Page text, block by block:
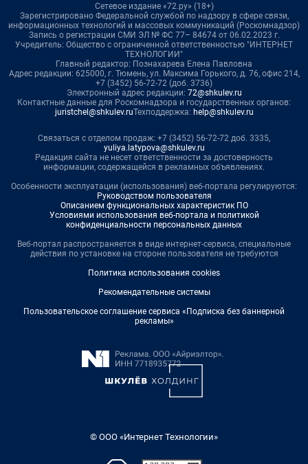
Сетевое издание «72.ру» (18+)
Зарегистрировано Федеральной службой по надзору в сфере связи,
информационных технологий и массовых коммуникаций (Роскомнадзор)
Запись о регистрации СМИ ЭЛ № ФС 77– 84674 от 06.02.2023 г.
Учредитель: Общество с ограниченной ответственностью "ИНТЕРНЕТ
ТЕХНОЛОГИИ"
Главный редактор: Познахарева Елена Павловна
Адрес редакции: 625000, г. Тюмень, ул. Максима Горького, д. 76, офис 214,
+7 (3452) 56-72-72 (доб. 3736)
Электронный адрес редакции: 72@shkulev.ru
Контактные данные для Роскомнадзора и государственных органов:
juristchel@shkulev.ruТехподдержка: help@shkulev.ru
Связаться с отделом продаж: +7 (3452) 56-72-72 доб. 3335,
yuliya.latypova@shkulev.ru
Редакция сайта не несет ответственности за достоверность
информации, содержащейся в рекламных объявлениях.
Особенности эксплуатации (использования) веб-портала регулируются:
Руководством пользователя
Описанием функциональных характеристик ПО
Условиями использования веб-портала и политикой
конфиденциальности персональных данных
Веб-портал распространяется в виде интернет-сервиса, специальные
действия по установке на стороне пользователя не требуются
Политика использования cookies
Рекомендательные системы
Пользовательское соглашение сервиса «Подписка без баннерной
рекламы»
© ООО «Интернет Технологии»